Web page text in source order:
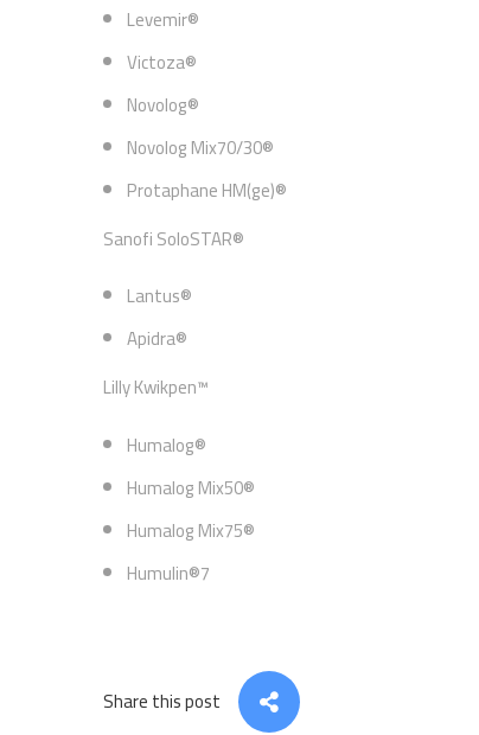
Levemir®
Victoza®
Novolog®
Novolog Mix70/30®
Protaphane HM(ge)®
Sanofi SoloSTAR®
Lantus®
Apidra®
Lilly Kwikpen™
Humalog®
Humalog Mix50®
Humalog Mix75®
Humulin®7
Share this post